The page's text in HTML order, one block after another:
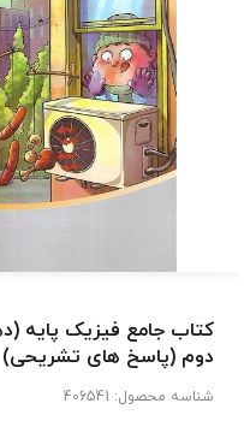
کتاب جامع فیزیک پایه
دوم (پاسخ های تشریحی)
شناسه محصول: 406541